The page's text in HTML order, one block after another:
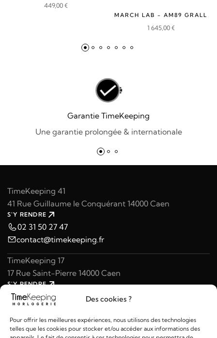
Des cookies ?
Pour offrir les meilleures expériences, nous utilisons des technologies
telles que les cookies pour stocker et/ou accéder aux informations des
449,00€
MARCH LAB - AM89 GRALL
1 645,00€
Garantie TimeKeeping
Une garantie prolongée & internationale
TimeKeeping 41
41 Rue Guillaume le Conquérant 14000 Caen
S'Y RENDRE
02 31 50 27 47
contact@timekeeping.fr
TimeKeeping 17
17 Rue Saint-Pierre 14000 Caen
S'Y RENDRE
02 31 47 49 97
contact@timekeeping.fr